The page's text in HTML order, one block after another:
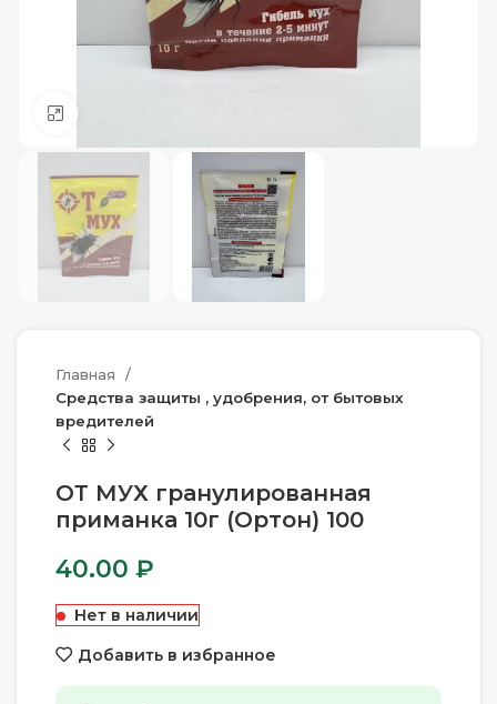
Нажмите, чтобы увеличить
Главная
Средства защиты , удобрения, от бытовых
вредителей
ОТ МУХ гранулированная
приманка 10г (Ортон) 100
40.00 ₽
Нет в наличии
Добавить в избранное